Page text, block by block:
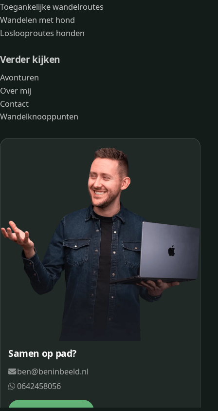
Toegankelijke wandelroutes
Wandelen met hond
Loslooproutes honden
Verder kijken
Avonturen
Over mij
Contact
Wandelknooppunten
Samen op pad?
ben@beninbeeld.nl
0642458056